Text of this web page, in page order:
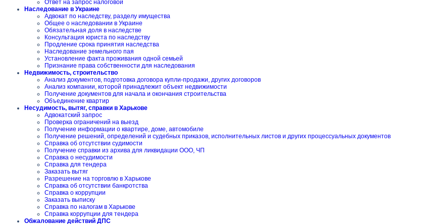
Ответ на запрос налоговой
Наследование в Украине
Адвокат по наследству, разделу имущества
Общее о наследовании в Украине
Обязательная доля в наследстве
Консультация юриста по наследству
Продление срока принятия наследства
Наследование земельного пая
Установление факта проживания одной семьей
Признание права собственности для наследования
Недвижимость, строительство
Анализ документов, подготовка договора купли-продажи, других договоров
Анализ компании, которой принадлежит объект недвижимости
Получение документов для начала и окончания строительства
Объединение квартир
Несудимость, вытяг, справки в Харькове
Адвокатский запрос
Проверка ограничений на выезд
Получение информации о квартире, доме, автомобиле
Получение решений, определений и судебных приказов, исполнительных листов и других процессуальных документов
Справка об отсутствии судимости
Получение справки из архива для ликвидации ООО, ЧП
Справка о несудимости
Справка для тендера
Заказать вытяг
Разрешение на торговлю в Харькове
Справка об отсутствии банкротства
Справка о коррупции
Заказать выписку
Справка по налогам в Харькове
Справка коррупции для тендера
Обжалование действий ДПС